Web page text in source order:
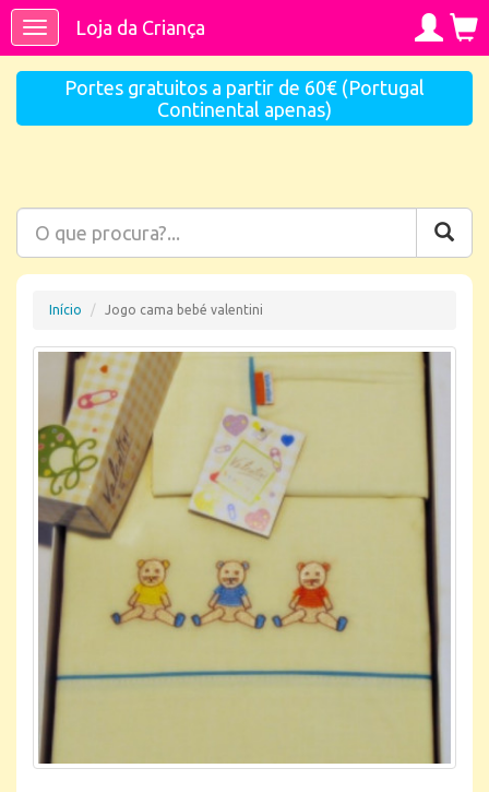
ToggleLoja da Criança
Portes gratuitos a partir de 60€ (Portugal
Continental apenas)
Início Jogo cama bebé valentini